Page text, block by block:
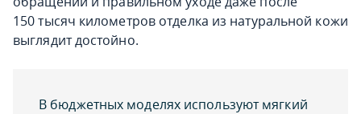
150 тысяч километров отделка из натуральной кожи
выглядит достойно.
В бюджетных моделях используют мягкий